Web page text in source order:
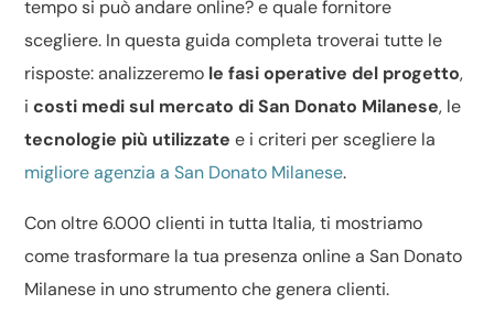
tempo si può andare online? e quale fornitore
scegliere. In questa guida completa troverai tutte le
risposte: analizzeremo le fasi operative del progetto,
icosti medi sul mercato di San Donato Milanese, le
tecnologie più utilizzate e i criteri per scegliere la
migliore agenzia a San Donato Milanese.
Con oltre 6.000 clienti in tutta Italia, ti mostriamo
come trasformare la tua presenza online a San Donato
Milanese in uno strumento che genera clienti.